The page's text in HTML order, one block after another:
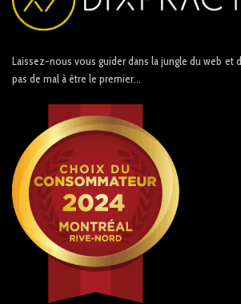
Laissez-nous vous guider dans la jungle du web et
pas de mal à être le premier...